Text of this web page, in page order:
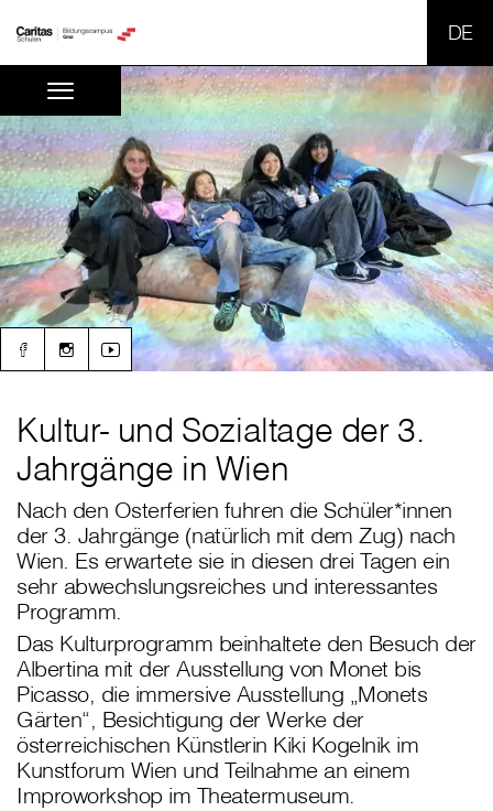
Kultur- und Sozialtage der 3.
Jahrgänge in Wien
Nach den Osterferien fuhren die Schüler*innen
der 3. Jahrgänge (natürlich mit dem Zug) nach
Wien. Es erwartete sie in diesen drei Tagen ein
sehr abwechslungsreiches und interessantes
Programm.
Das Kulturprogramm beinhaltete den Besuch der
Albertina mit der Ausstellung von Monet bis
Picasso, die immersive Ausstellung „Monets
Gärten“, Besichtigung der Werke der
österreichischen Künstlerin Kiki Kogelnik im
Kunstforum Wien und Teilnahme an einem
Improworkshop im Theatermuseum.